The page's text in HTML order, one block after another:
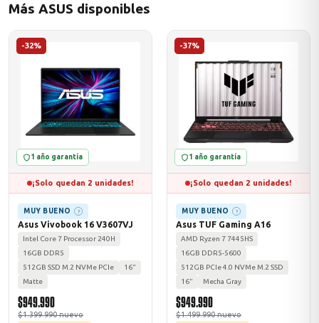
→
Más ASUS disponibles
-32%
1 año garantía
¡Solo quedan 2 unidades!
MUY BUENO ?
Asus Vivobook 16 V3607VJ
Intel Core 7 Processor 240H
16GB DDR5
512GB SSD M.2 NVMe PCIe
16"
Matte
$949.990
$1.399.990 nuevo
-37%
1 año garantía
¡Solo quedan 2 unidades!
MUY BUENO ?
Asus TUF Gaming A16
AMD Ryzen 7 7445HS
16GB DDR5-5600
512GB PCIe 4.0 NVMe M.2 SSD
16"
Mecha Gray
$949.990
$1.499.990 nuevo